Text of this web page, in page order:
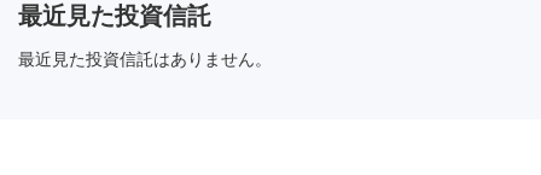
最近見た投資信託
最近見た投資信託はありません。